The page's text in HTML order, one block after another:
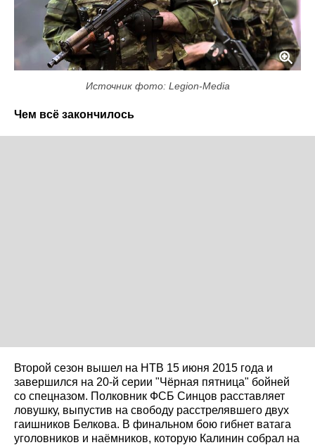
Источник фото: Legion-Media
Чем всё закончилось
Второй сезон вышел на НТВ 15 июня 2015 года и
завершился на 20-й серии "Чёрная пятница" бойней
со спецназом. Полковник ФСБ Синцов расставляет
ловушку, выпустив на свободу расстрелявшего двух
гаишников Белкова. В финальном бою гибнет ватага
уголовников и наёмников, которую Калинин собрал на